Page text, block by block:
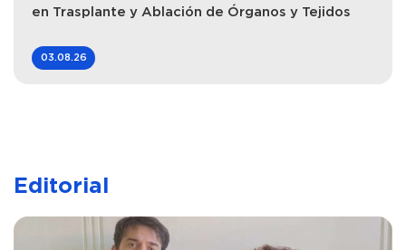
en Trasplante y Ablación de Órganos y Tejidos
03.08.26
Editorial